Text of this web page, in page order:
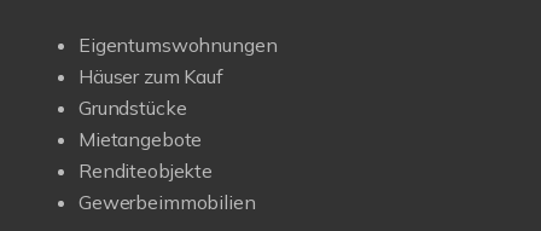
Eigentumswohnungen
Häuser zum Kauf
Grundstücke
Mietangebote
Renditeobjekte
Gewerbeimmobilien